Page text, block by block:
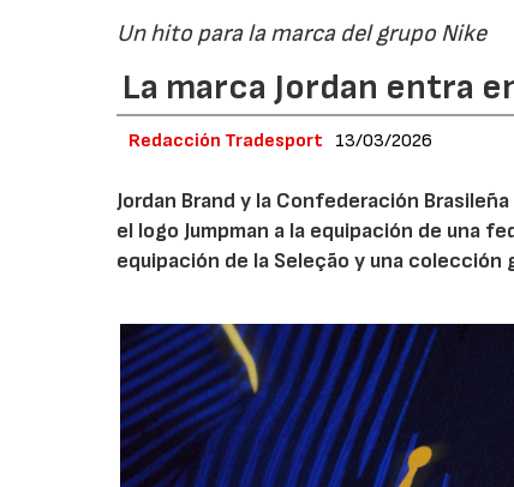
Un hito para la marca del grupo Nike
La marca Jordan entra
Redacción Tradesport 13/03/2026
Jordan Brand y la Confederación
el logo Jumpman a la equipación de una
equipación de la Seleção y una